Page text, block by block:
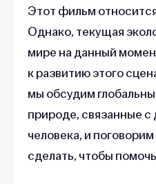
Этот фильм
Однако, текущая
мире на данный
к развитию этого
мы обсудим
природе, связанные
человека, и
сделать, чтобы